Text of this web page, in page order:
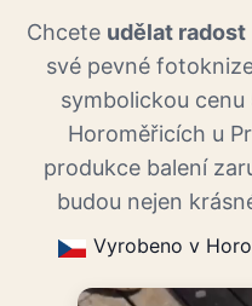
Chcete udělat radost
své pevné
symbolickou cenu
Horoměřicích u
produkce balení
budou nejen
Vyrobeno v